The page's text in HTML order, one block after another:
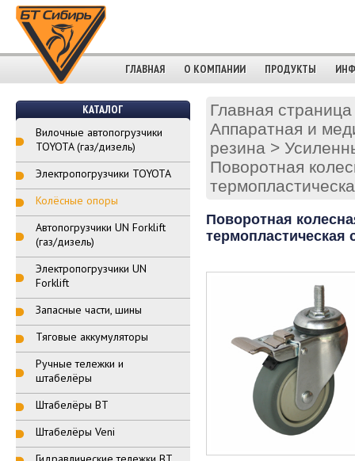
ГЛАВНАЯ О КОМПАНИИ ПРОДУКТЫ
КАТАЛОГ
Вилочные автопогрузчики
TOYOTA (газ/дизель)
Электропогрузчики TOYOTA
Колёсные опоры
Автопогрузчики UN Forklift
(газ/дизель)
Электропогрузчики UN
Forklift
Запасные части, шины
Тяговые аккумуляторы
Ручные тележки и
штабелёры
Штабелёры BT
Штабелёры Veni
Главная страница
Аппаратная и
резина>
Поворотная
Поворотная
термопластическая